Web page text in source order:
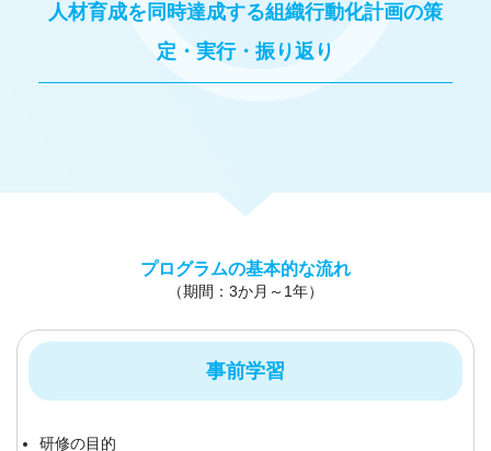
人材育成を同時達成する組織行動化計画の策
定・実行・振り返り
プログラムの基本的な流れ
（期間：3か月～1年）
事前学習
研修の目的